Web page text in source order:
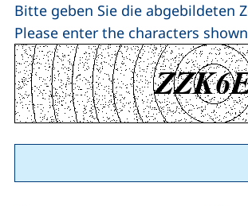
Bitte geben Sie die abgebildeten
Please enter the characters